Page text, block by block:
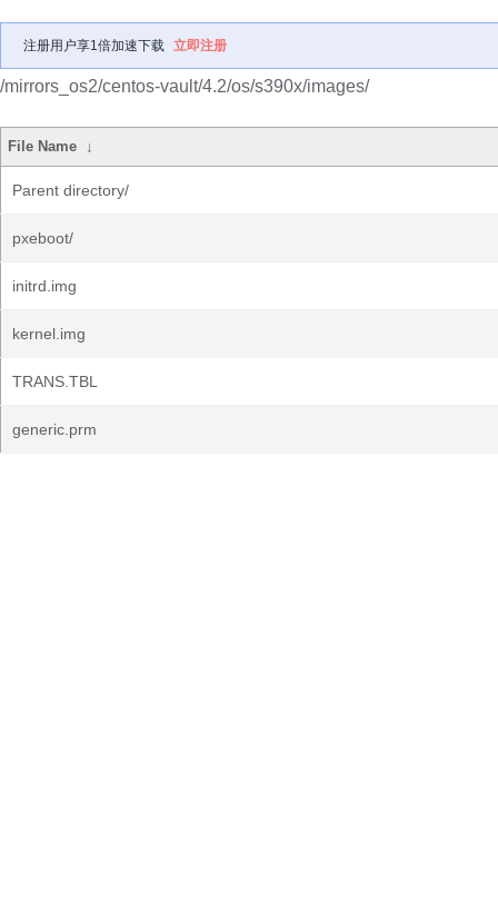
注册用户享1倍加速下载 立即注册
/mirrors_os2/centos-vault/4.2/os/s390x/images/
File Name ↓
Parent directory/
pxeboot/
initrd.img
kernel.img
TRANS.TBL
generic.prm